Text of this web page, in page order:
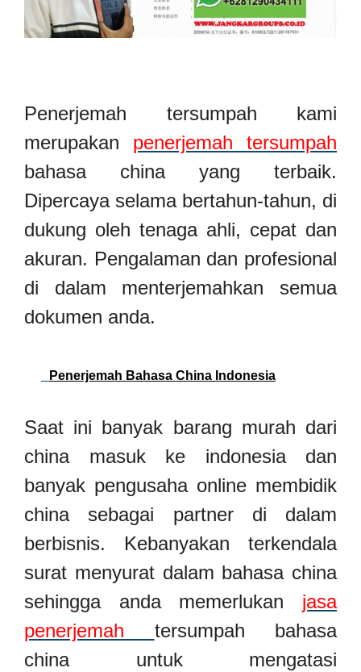
Penerjemah tersumpah kami
merupakan penerjemah tersumpah
bahasa china yang terbaik.
Dipercaya selama bertahun-tahun, di
dukung oleh tenaga ahli, cepat dan
akuran. Pengalaman dan profesional
di dalam menterjemahkan semua
dokumen anda.
Penerjemah Bahasa China Indonesia
Saat ini banyak barang murah dari
china masuk ke indonesia dan
banyak pengusaha online membidik
china sebagai partner di dalam
berbisnis. Kebanyakan terkendala
surat menyurat dalam bahasa china
sehingga anda memerlukan jasa
penerjemah tersumpah bahasa
china untuk mengatasi